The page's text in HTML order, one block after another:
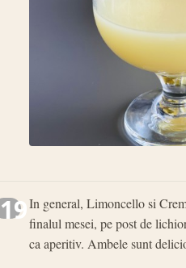
19In general, Limoncello si
finalul mesei, pe post de
ca aperitiv. Ambele sunt